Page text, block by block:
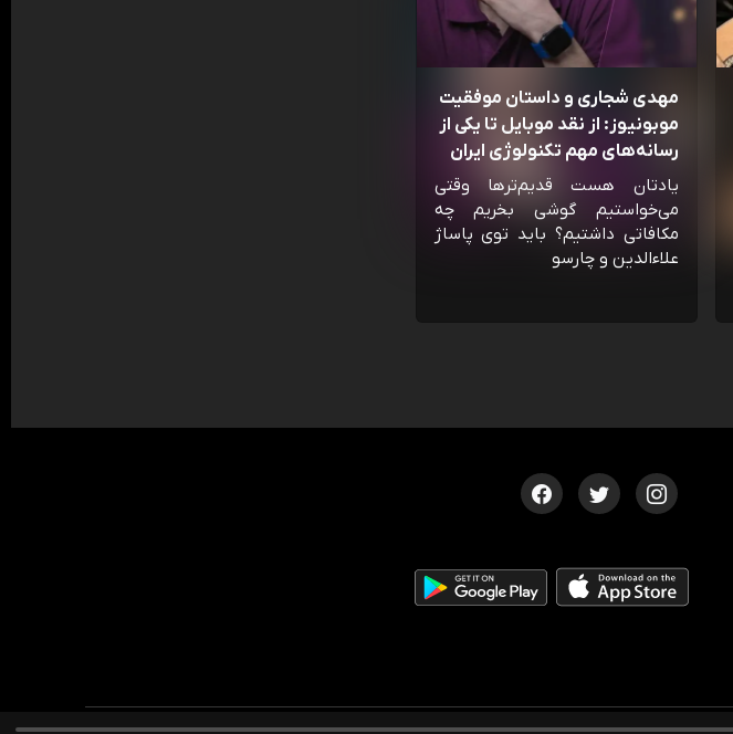
مهدی شجاری و داستان موفقیت
موبونیوز: از نقد موبایل تا یکی از
رسانه‌‌های مهم تکنولوژی ایران
یادتان هست قدیم‌ترها وقتی
می‌خواستیم گوشی بخریم چه
مکافاتی داشتیم؟ باید توی پاساژ
علاءالدین و چارسو